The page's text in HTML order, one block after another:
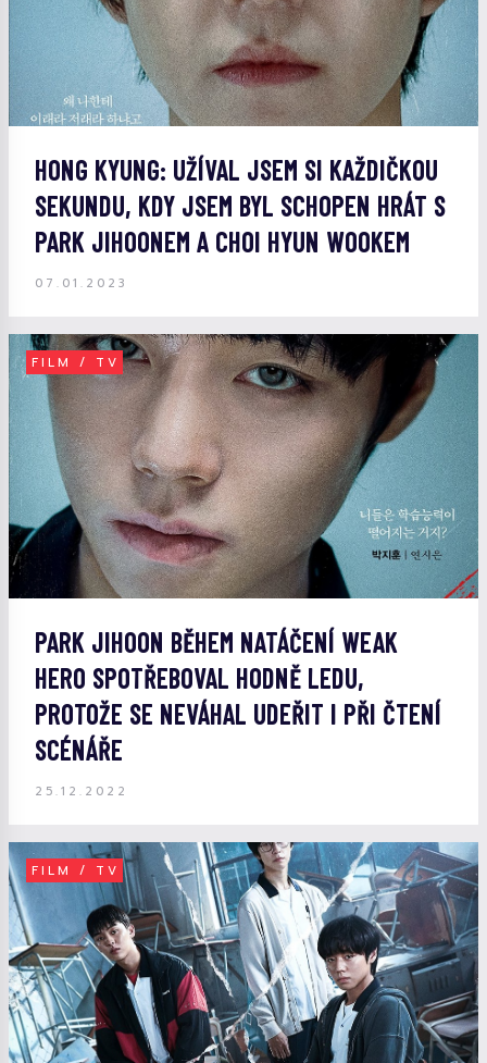
HONG KYUNG: UŽÍVAL JSEM SI KAŽDIČKOU
SEKUNDU, KDY JSEM BYL SCHOPEN HRÁT S
PARK JIHOONEM A CHOI HYUN WOOKEM
07.01.2023
FILM / TV
PARK JIHOON BĚHEM NATÁČENÍ WEAK
HERO SPOTŘEBOVAL HODNĚ LEDU,
PROTOŽE SE NEVÁHAL UDEŘIT I PŘI ČTENÍ
SCÉNÁŘE
25.12.2022
FILM / TV